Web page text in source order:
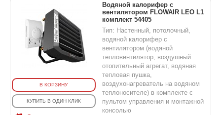
В КОРЗИНУ
КУПИТЬ В ОДИН КЛИК
Водяной калорифер с
вентилятором FLOWAIR LEO L1
комплект 54405
Тип: Настенный, потолочный,
водяной калорифер с
вентилятором (водяной
тепловентилятор, воздушный
отопительный агрегат, водяная
тепловая пушка,
воздухонагреватель на водяном
теплоносителе) в комплекте с
пультом управления и монтажной
консолью